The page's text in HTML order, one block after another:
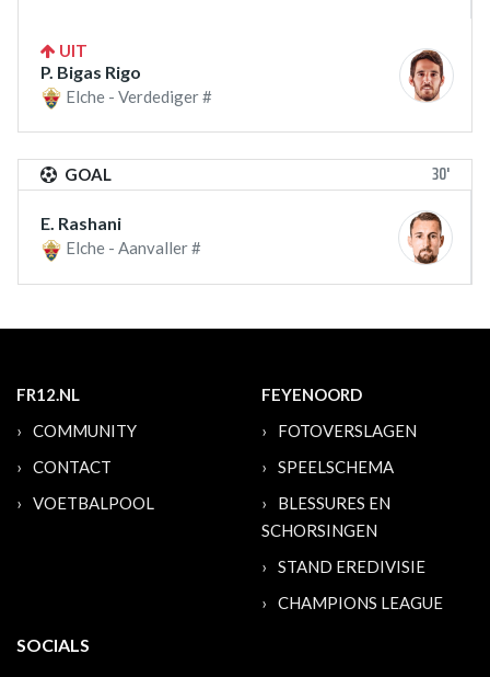
UIT
P. Bigas Rigo
Elche - Verdediger #
GOAL 30'
E. Rashani
Elche - Aanvaller #
FR12.NL
COMMUNITY
CONTACT
VOETBALPOOL
FEYENOORD
FOTOVERSLAGEN
SPEELSCHEMA
BLESSURES EN
SCHORSINGEN
STAND EREDIVISIE
CHAMPIONS LEAGUE
SOCIALS